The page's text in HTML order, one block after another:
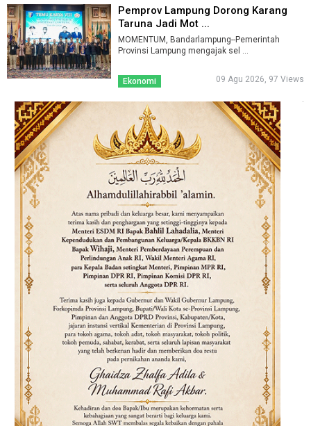
Pemprov Lampung Dorong Karang
Taruna Jadi Mot ...
MOMENTUM, Bandarlampung--Pemerintah
Provinsi Lampung mengajak sel ...
Ekonomi 09 Agu 2026, 97 Views